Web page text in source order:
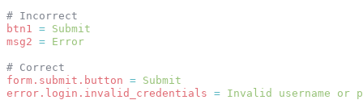
# Incorrect
btn1
= Submit
msg2 = Error
# Correct
form.submit.button = Submit
error.login.invalid_credentials = Invalid username or